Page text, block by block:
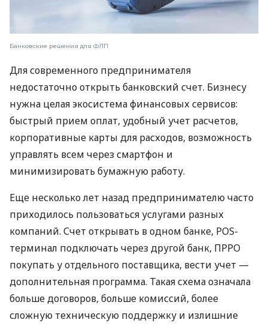
Банковские решения для ФЛП
Для современного предпринимателя
недостаточно открыть банковский счет. Бизнесу
нужна целая экосистема финансовых сервисов:
быстрый прием оплат, удобный учет расчетов,
корпоративные карты для расходов, возможность
управлять всем через смартфон и
минимизировать бумажную работу.
Еще несколько лет назад предпринимателю часто
приходилось пользоваться услугами разных
компаний. Счет открывать в одном банке, POS-
терминал подключать через другой банк, ПРРО
покупать у отдельного поставщика, вести учет —
дополнительная программа. Такая схема означала
больше договоров, больше комиссий, более
сложную техническую поддержку и излишние